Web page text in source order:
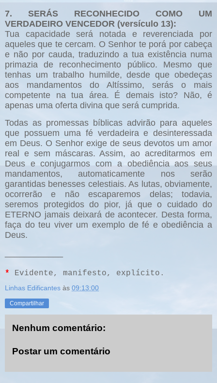
7. SERÁS RECONHECIDO COMO UM
VERDADEIRO VENCEDOR (versículo 13):
Tua capacidade será notada e reverenciada por
aqueles que te cercam. O Senhor te porá por cabeça
e não por cauda, traduzindo a tua existência numa
primazia de reconhecimento público. Mesmo que
tenhas um trabalho humilde, desde que obedeças
aos mandamentos do Altíssimo, serás o mais
competente na tua área. É demais isto? Não, é
apenas uma oferta divina que será cumprida.
Todas as promessas bíblicas advirão para aqueles
que possuem uma fé verdadeira e desinteressada
em Deus. O Senhor exige de seus devotos um amor
real e sem máscaras. Assim, ao acreditarmos em
Deus e conjugarmos com a obediência aos seus
mandamentos, automaticamente nos serão
garantidas benesses celestiais. As lutas, obviamente,
ocorrerão e não escaparemos delas; todavia,
seremos protegidos do pior, já que o cuidado do
ETERNO jamais deixará de acontecer. Desta forma,
faça do teu viver um exemplo de fé e obediência a
Deus.
* Evidente, manifesto, explícito.
Linhas Edificantes às 09:13:00
Compartilhar
Nenhum comentário:
Postar um comentário